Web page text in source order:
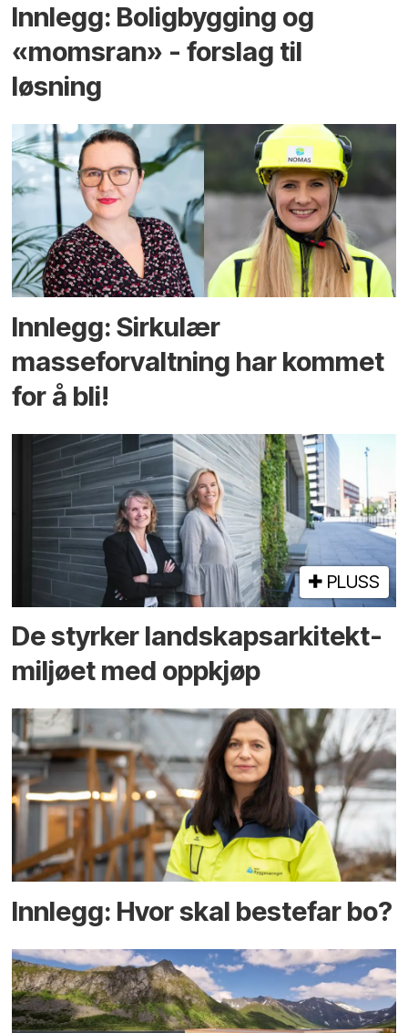
Innlegg: Boligbygging og
«momsran» - forslag til
løsning
Innlegg: Sirkulær
masseforvaltning har kommet
for å bli!
PLUSS
De styrker landskaps­arkitekt­
miljøet med oppkjøp
Innlegg: Hvor skal bestefar bo?